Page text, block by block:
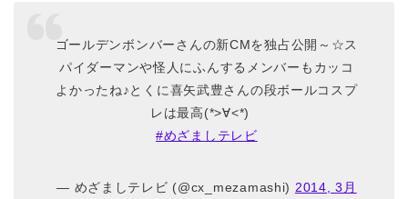
ゴールデンボンバーさんの新CMを独占公開～☆ス
パイダーマンや怪人にふんするメンバーもカッコ
よかったね♪とくに喜矢武豊さんの段ボールコスプ
レは最高(*>∀<*)ゞ
#めざましテレビ
— めざましテレビ (@cx_mezamashi) 2014, 3月